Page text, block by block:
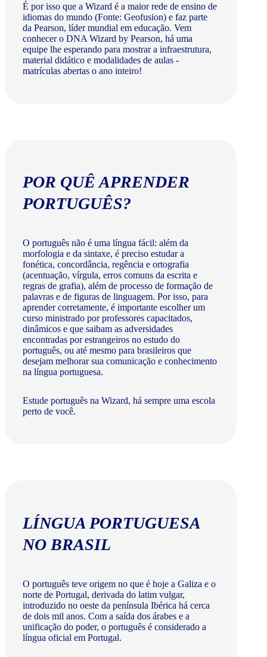
É por isso que a Wizard é a maior rede de ensino de
idiomas do mundo (Fonte: Geofusion) e faz parte
da Pearson, líder mundial em educação. Vem
conhecer o DNA Wizard by Pearson, há uma
equipe lhe esperando para mostrar a infraestrutura,
material didático e modalidades de aulas -
matrículas abertas o ano inteiro!
POR QUÊ APRENDER
PORTUGUÊS?
O português não é uma língua fácil: além da
morfologia e da sintaxe, é preciso estudar a
fonética, concordância, regência e ortografia
(acentuação, vírgula, erros comuns da escrita e
regras de grafia), além de processo de formação de
palavras e de figuras de linguagem. Por isso, para
aprender corretamente, é importante escolher um
curso ministrado por professores capacitados,
dinâmicos e que saibam as adversidades
encontradas por estrangeiros no estudo do
português, ou até mesmo para brasileiros que
desejam melhorar sua comunicação e conhecimento
na língua portuguesa.
Estude português na Wizard, há sempre uma escola
perto de você.
LÍNGUA PORTUGUESA
NO BRASIL
O português teve origem no que é hoje a Galiza e o
norte de Portugal, derivada do latim vulgar,
introduzido no oeste da península Ibérica há cerca
de dois mil anos. Com a saída dos árabes e a
unificação do poder, o português é considerado a
língua oficial em Portugal.